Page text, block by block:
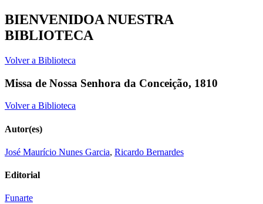
BIENVENIDOA NUESTRA
BIBLIOTECA
Volver a Biblioteca
Missa de Nossa Senhora da Conceição, 1810
Volver a Biblioteca
Autor(es)
José Maurício Nunes Garcia, Ricardo Bernardes
Editorial
Funarte